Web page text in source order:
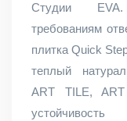
Студии
требованиям
плитка Quick
теплый
ART TILE,